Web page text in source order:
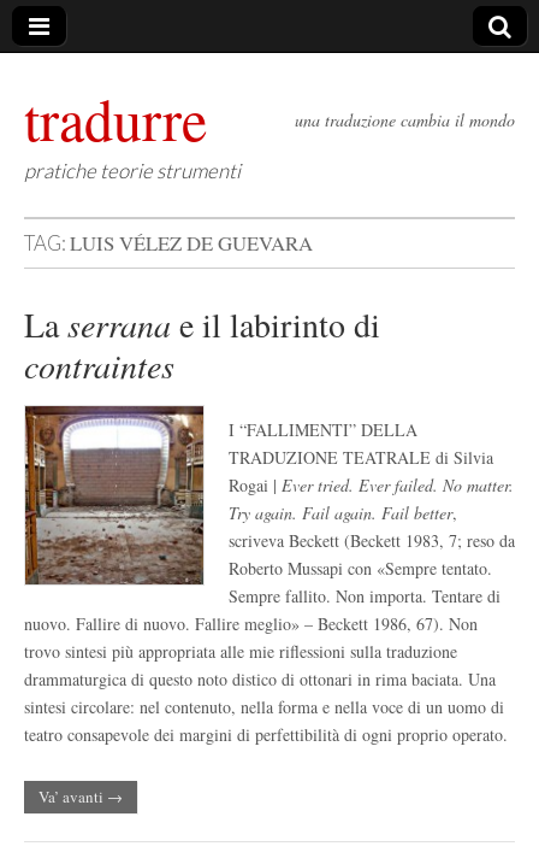
tradurre
pratiche teorie strumenti
una traduzione cambia il mondo
TAG:LUIS VÉLEZ DE GUEVARA
Laserrana e il labirinto di
contraintes
I “FALLIMENTI” DELLA
TRADUZIONE TEATRALE di Silvia
Rogai | Ever tried. Ever failed. No matter.
Try again. Fail again. Fail better,
scriveva Beckett (Beckett 1983, 7; reso da
Roberto Mussapi con «Sempre tentato.
Sempre fallito. Non importa. Tentare di
nuovo. Fallire di nuovo. Fallire meglio» – Beckett 1986, 67). Non
trovo sintesi più appropriata alle mie riflessioni sulla traduzione
drammaturgica di questo noto distico di ottonari in rima baciata. Una
sintesi circolare: nel contenuto, nella forma e nella voce di un uomo di
teatro consapevole dei margini di perfettibilità di ogni proprio operato.
Va’ avanti →